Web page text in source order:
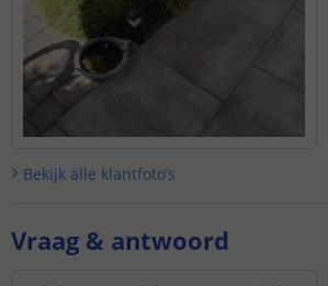
Bekijk alle klantfoto’s
Vraag & antwoord